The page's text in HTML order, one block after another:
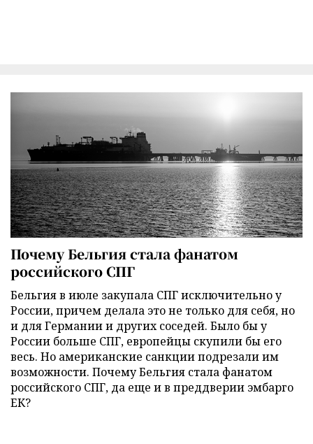
Почему Бельгия стала фанатом
российского СПГ
Бельгия в июле закупала СПГ исключительно у
России, причем делала это не только для себя, но
и для Германии и других соседей. Было бы у
России больше СПГ, европейцы скупили бы его
весь. Но американские санкции подрезали им
возможности. Почему Бельгия стала фанатом
российского СПГ, да еще и в преддверии эмбарго
ЕК?